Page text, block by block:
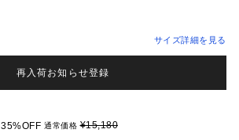
サイズ詳細を見る
再入荷お知らせ登録
35%OFF 通常価格¥15,180